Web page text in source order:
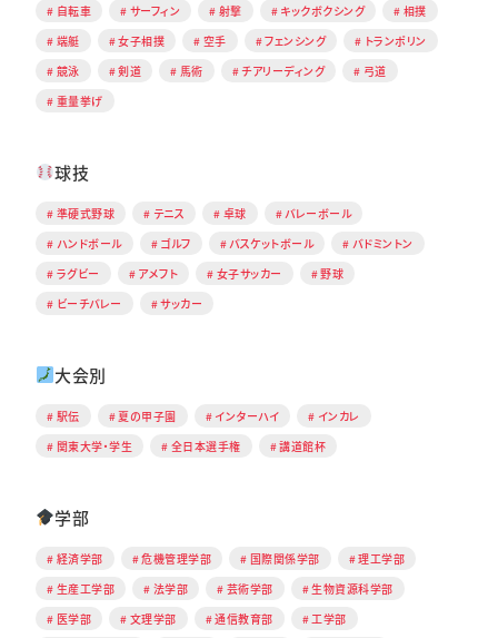
自転車
サーフィン 射撃 キックボクシング
相撲
端艇
女子相撲 空手 フェンシング
トランポリン
競泳
剣道 馬術 チアリーディング
弓道
重量挙げ
球技
準硬式野球 テニス 卓球
バレーボール
ハンドボール
ゴルフ バスケットボール
バドミントン
ラグビー
アメフト 女子サッカー
野球
ビーチバレー
サッカー
大会別
駅伝 夏の甲子園 インターハイ
インカレ
関東大学・学生
全日本選手権 講道館杯
学部
経済学部 危機管理学部 国際関係学部
理工学部
生産工学部
法学部 芸術学部
生物資源科学部
医学部
文理学部 通信教育部
工学部